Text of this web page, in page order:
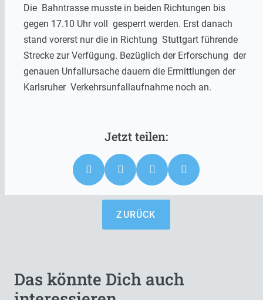
Die Bahntrasse musste in beiden Richtungen bis
gegen 17.10 Uhr voll gesperrt werden. Erst danach
stand vorerst nur die in Richtung Stuttgart führende
Strecke zur Verfügung. Bezüglich der Erforschung der
genauen Unfallursache dauern die Ermittlungen der
Karlsruher Verkehrsunfallaufnahme noch an.
ZURÜCK
Das könnte Dich auch